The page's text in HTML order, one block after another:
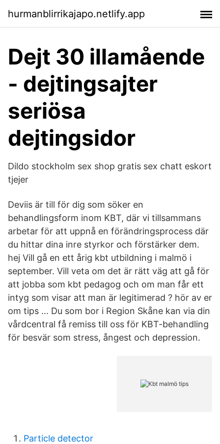
hurmanblirrikajapo.netlify.app
Dejt 30 illamående
- dejtingsajter
seriösa
dejtingsidor
Dildo stockholm sex shop gratis sex chatt eskort
tjejer
Deviis är till för dig som söker en
behandlingsform inom KBT, där vi tillsammans
arbetar för att uppnå en förändringsprocess där
du hittar dina inre styrkor och förstärker dem.
hej Vill gå en ett årig kbt utbildning i malmö i
september. Vill veta om det är rätt väg att gå för
att jobba som kbt pedagog och om man får ett
intyg som visar att man är legitimerad ? hör av er
om tips … Du som bor i Region Skåne kan via din
vårdcentral få remiss till oss för KBT-behandling
för besvär som stress, ångest och depression.
Particle detector